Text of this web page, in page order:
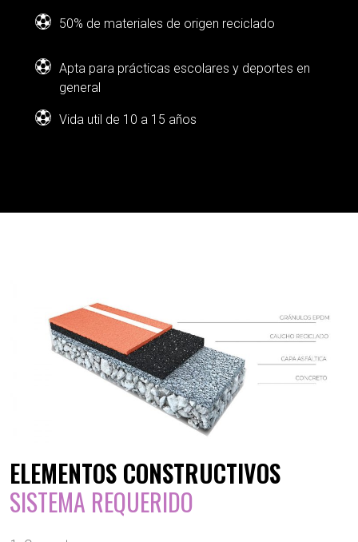
50% de materiales de origen reciclado
Apta para prácticas escolares y deportes en
general
Vida util de 10 a 15 años
ELEMENTOS CONSTRUCTIVOS
SISTEMA REQUERIDO